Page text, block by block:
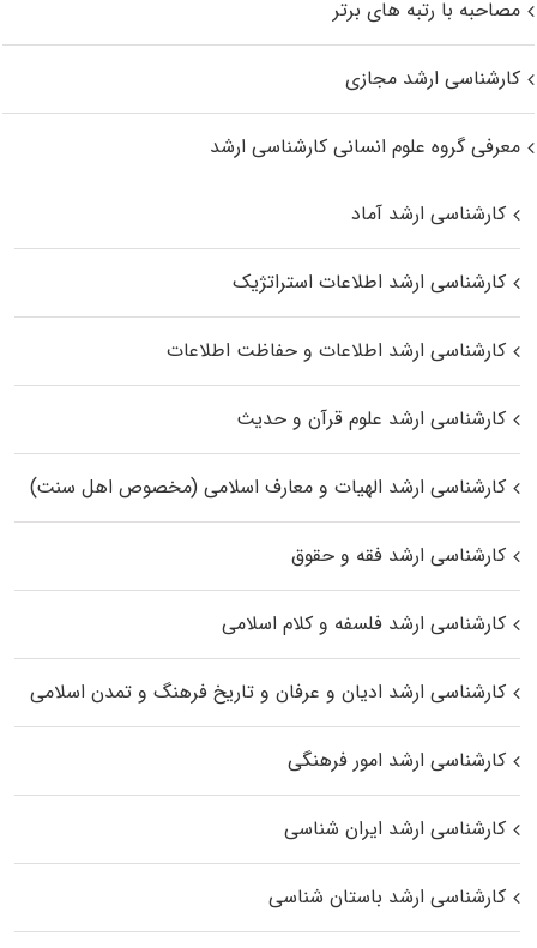
مصاحبه با رتبه های برتر
کارشناسی ارشد مجازی
معرفی گروه علوم انسانی کارشناسی ارشد
کارشناسی ارشد آماد
کارشناسی ارشد اطلاعات استراتژیک
کارشناسی ارشد اطلاعات و حفاظت اطلاعات
کارشناسی ارشد علوم قرآن و حدیث
کارشناسی ارشد الهیات و معارف اسلامی (مخصوص اهل سنت)
کارشناسی ارشد فقه و حقوق
کارشناسی ارشد فلسفه و کلام اسلامی
کارشناسی ارشد ادیان و عرفان و تاریخ فرهنگ و تمدن اسلامی
کارشناسی ارشد امور فرهنگی
کارشناسی ارشد ایران شناسی
کارشناسی ارشد باستان شناسی